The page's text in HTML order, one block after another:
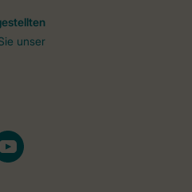
unser